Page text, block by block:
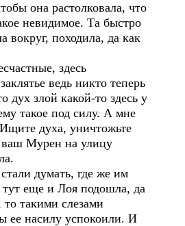
она растолковала, что
невидимое. Та быстро
вокруг, походила, да как
здесь
ведь никто теперь
дух злой какой-то здесь у
такое под силу. А мне
духа, уничтожьте
ваш Мурен на улицу
думать, где же им
еще и Лоя подошла, да
то такими слезами
ее насилу успокоили. И